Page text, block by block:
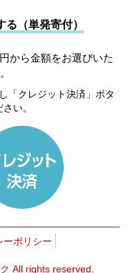
（単発寄付）
から金額をお選びいた
「クレジット決済」ボタ
い。
ーポリシー
All rights reserved.